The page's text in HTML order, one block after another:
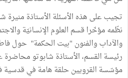
تجيب على هذه الأسئلة الأستاذة منيرة
نظّمه مؤخّرا قسم العلوم الإنسانيّة
والآداب والفنون "بيت الحكمة" حول
رئيسة القسم، الأستاذة شابوتو محاضرة
مؤسّسة القرويين حلقة هامة في